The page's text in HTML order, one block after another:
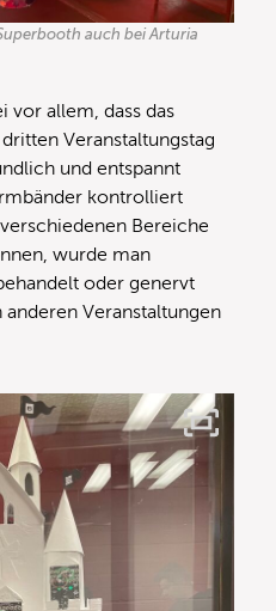
auch bei Arturia
vor allem, dass das
Veranstaltungstag
und entspannt
kontrolliert
Bereiche
wurde man
oder genervt
Veranstaltungen